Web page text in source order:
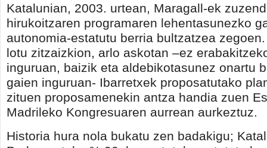
Katalunian, 2003. urtean, Maragall-ek
hirukoitzaren programaren lehentasunezko
autonomia-estatutu berria bultzatzea
lotu zitzaizkion, arlo askotan –ez
inguruan, baizik eta aldebikotasunez onartu
gaien inguruan- Ibarretxek proposatutako
zituen proposamenekin antza handia zuen
Madrileko Kongresuaren aurrean aurkeztuz.
Historia hura nola bukatu zen badakigu;